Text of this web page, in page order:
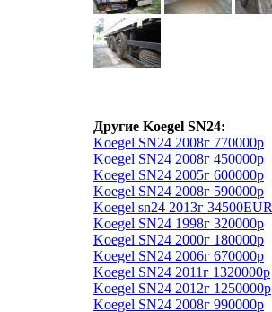
Другие Koegel SN24:
Koegel SN24 2008г 770000р
Koegel SN24 2008г 450000р
Koegel SN24 2005г 600000р
Koegel SN24 2008г 590000р
Koegel sn24 2013г 34500EUR
Koegel SN24 1998г 320000р
Koegel SN24 2000г 180000р
Koegel SN24 2006г 670000р
Koegel SN24 2011г 1320000р
Koegel SN24 2012г 1250000р
Koegel SN24 2008г 990000р